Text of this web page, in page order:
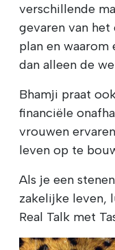
verschillende
gevaren van het
plan en
dan alleen de
Bhamji praat
financiële
vrouwen
leven op te
Als je een
zakelijke leven,
Real Talk met